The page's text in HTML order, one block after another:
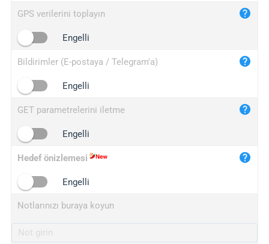
GPS verilerini toplayın
Engelli
Bildirimler (E-postaya / Telegram'a)
Engelli
GET parametrelerini iletme
Engelli
Hedef önizlemesi
Engelli
Notlarınızı buraya koyun